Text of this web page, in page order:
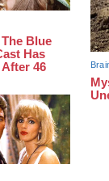
зміни
посаду
з